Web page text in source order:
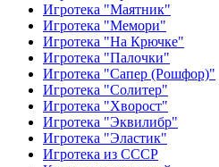
Игротека "Маятник"
Игротека "Мемори"
Игротека "На Крючке"
Игротека "Палочки"
Игротека "Сапер (Рошфор)"
Игротека "Солитер"
Игротека "Хворост"
Игротека "Эквилибр"
Игротека "Эластик"
Игротека из СССР